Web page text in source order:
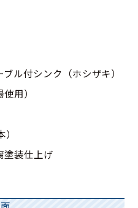
ル付シンク（ホシザキ）
用）
装仕上げ